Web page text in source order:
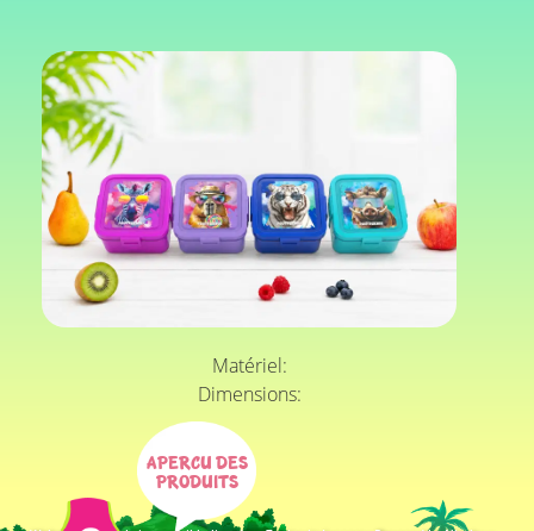
Matériel:
Dimensions:
Apercu des
produits